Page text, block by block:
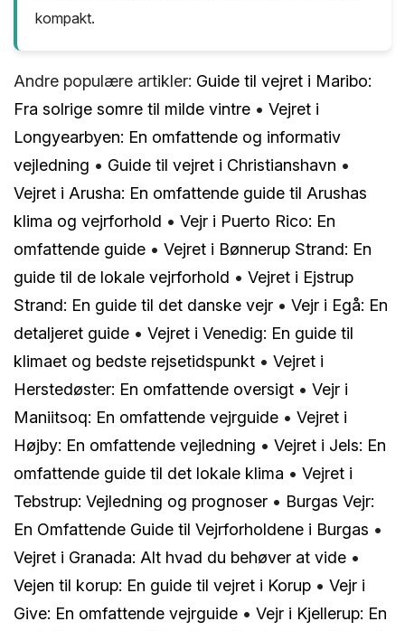
kompakt.
Andre populære artikler: Guide til vejret i Maribo:
Fra solrige somre til milde vintre • Vejret i
Longyearbyen: En omfattende og informativ
vejledning • Guide til vejret i Christianshavn •
Vejret i Arusha: En omfattende guide til Arushas
klima og vejrforhold • Vejr i Puerto Rico: En
omfattende guide • Vejret i Bønnerup Strand: En
guide til de lokale vejrforhold • Vejret i Ejstrup
Strand: En guide til det danske vejr • Vejr i Egå: En
detaljeret guide • Vejret i Venedig: En guide til
klimaet og bedste rejsetidspunkt • Vejret i
Herstedøster: En omfattende oversigt • Vejr i
Maniitsoq: En omfattende vejrguide • Vejret i
Højby: En omfattende vejledning • Vejret i Jels: En
omfattende guide til det lokale klima • Vejret i
Tebstrup: Vejledning og prognoser • Burgas Vejr:
En Omfattende Guide til Vejrforholdene i Burgas •
Vejret i Granada: Alt hvad du behøver at vide •
Vejen til korup: En guide til vejret i Korup • Vejr i
Give: En omfattende vejrguide • Vejr i Kjellerup: En